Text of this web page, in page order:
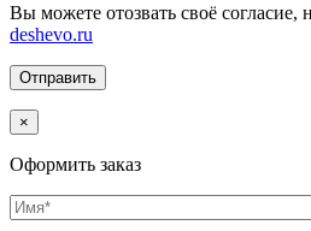
Вы можете отозвать своё согласие,
deshevo.ru
×
Оформить заказ